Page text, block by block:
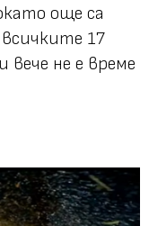
още са
17
не е време